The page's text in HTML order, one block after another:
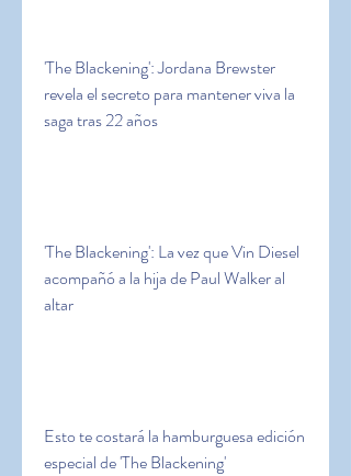
'The Blackening': Jordana Brewster
revela el secreto para mantener viva la
saga tras 22 años
'The Blackening': La vez que Vin Diesel
acompañó a la hija de Paul Walker al
altar
Esto te costará la hamburguesa edición
especial de 'The Blackening'